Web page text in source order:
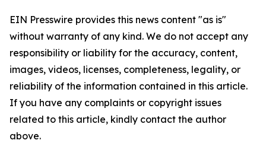
EIN Presswire provides this news content "as is"
without warranty of any kind. We do not accept any
responsibility or liability for the accuracy, content,
images, videos, licenses, completeness, legality, or
reliability of the information contained in this article.
If you have any complaints or copyright issues
related to this article, kindly contact the author
above.